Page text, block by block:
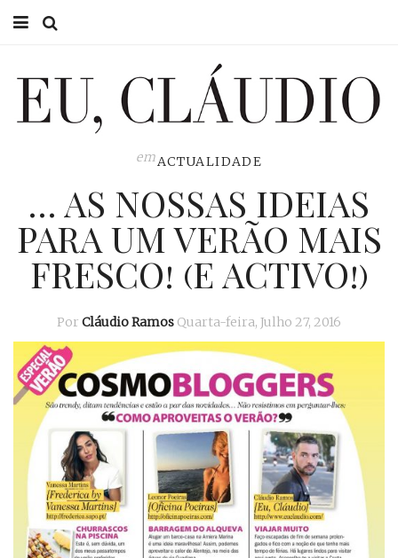
EU CLÁUDIO
EU NA TV
EU, PAI
ACTUALIDADE
emACTUALIDADE
… AS NOSSAS IDEIAS
PARA UM VERÃO MAIS
FRESCO! (E ACTIVO!)
Por Cláudio Ramos Quarta-feira, Julho 27, 2016